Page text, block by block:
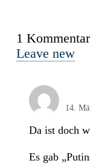
1 Kommentar
Leave new
14.
Da ist doch
Es gab